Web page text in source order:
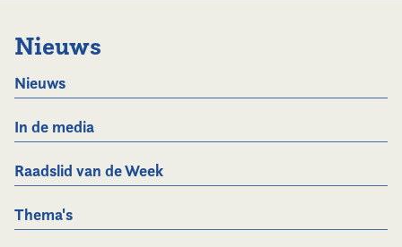
Nieuws
Nieuws
In de media
Raadslid van de Week
Thema's